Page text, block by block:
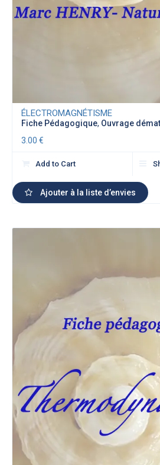
ÉLECTROMAGNÉTISME
Fiche Pédagogique, Ouvrage
3.00€
Add to Cart
Ajouter à la liste d’envies